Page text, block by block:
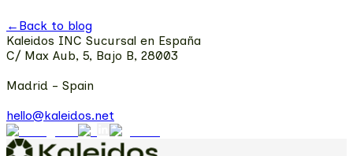
← Back to blog
Kaleidos INC Sucursal en España
C/ Max Aub, 5, Bajo B, 28003
Madrid - Spain
hello@kaleidos.net